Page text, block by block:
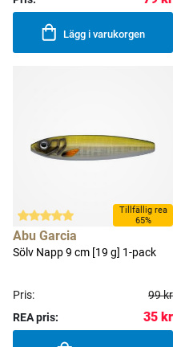
Lägg i varukorgen
Tillfällig rea
65%
Abu Garcia
Sölv Napp 9 cm [19 g] 1-pack
Pris:
99 kr
REA pris:
35 kr